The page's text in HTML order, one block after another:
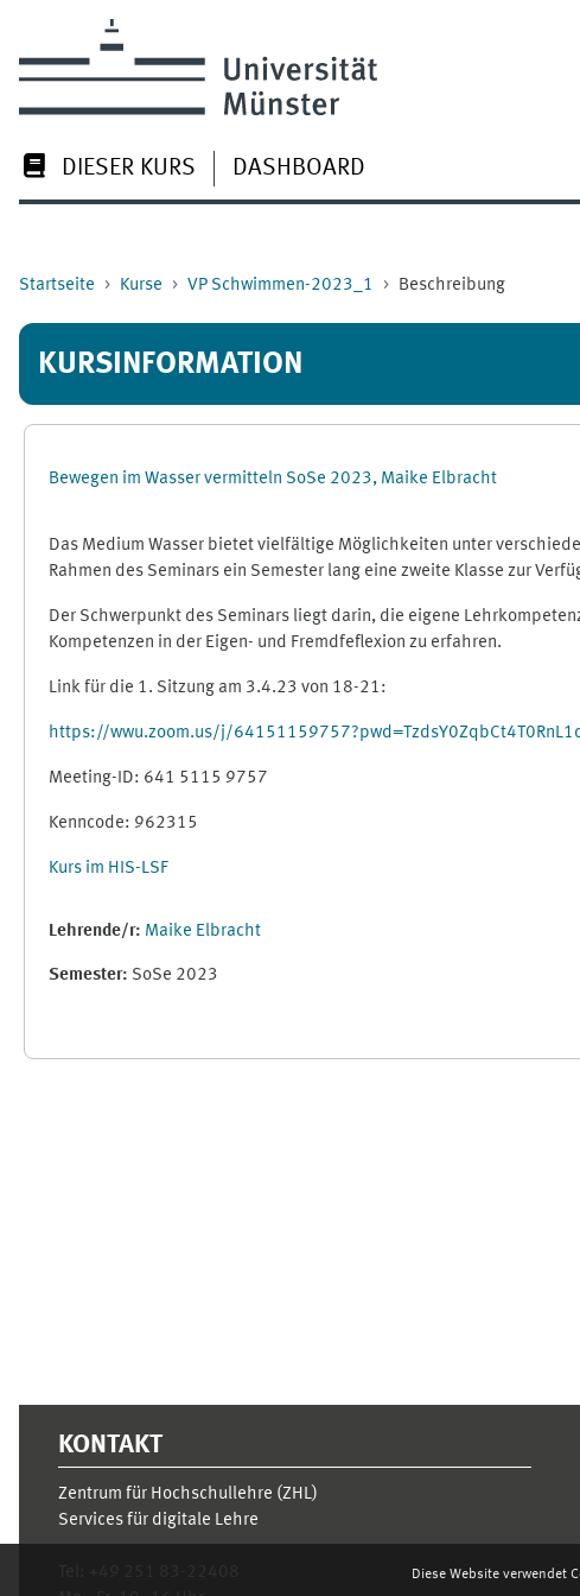
Diese Website verwendet
DIESER KURS DASHBOARD
Startseite Kurse VP Schwimmen-2023_1 Beschreibung
KURSINFORMATION
Bewegen im Wasser vermitteln SoSe 2023, Maike Elbracht
Das Medium Wasser bietet vielfältige Möglichkeiten unter
Rahmen des Seminars ein Semester lang eine zweite Klasse zur
Der Schwerpunkt des Seminars liegt darin, die eigene
Kompetenzen in der Eigen- und Fremdfeflexion zu erfahren.
Link für die 1. Sitzung am 3.4.23 von 18-21:
https://wwu.zoom.us/j/
Meeting-ID: 641 5115 9757
Kenncode: 962315
Kurs im HIS-LSF
Lehrende/r: Maike Elbracht
Semester: SoSe 2023
KONTAKT
Zentrum für Hochschullehre (ZHL)
Services für digitale Lehre